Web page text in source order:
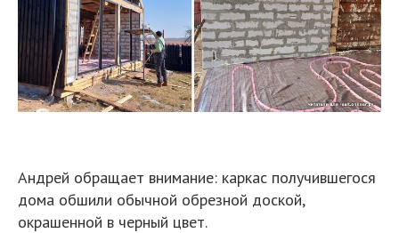
Андрей обращает внимание: каркас получившегося
дома обшили обычной обрезной доской,
окрашенной в черный цвет.